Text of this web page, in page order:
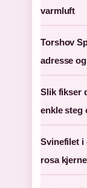
varmluft
Torshov
adresse
Slik fikser
enkle steg
Svinefilet i
rosa kjerne